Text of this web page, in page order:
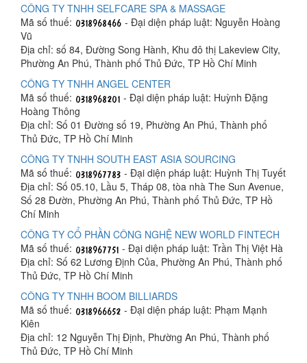
CÔNG TY TNHH SELFCARE SPA & MASSAGE
Mã số thuế:
- Đại diện pháp luật: Nguyễn Hoàng
Vũ
Địa chỉ: số 84, Đường Song Hành, Khu đô thị Lakeview City,
Phường An Phú, Thành phố Thủ Đức, TP Hồ Chí Minh
CÔNG TY TNHH ANGEL CENTER
Mã số thuế:
- Đại diện pháp luật: Huỳnh Đặng
Hoàng Thông
Địa chỉ: Số 01 Đường số 19, Phường An Phú, Thành phố
Thủ Đức, TP Hồ Chí Minh
CÔNG TY TNHH SOUTH EAST ASIA SOURCING
Mã số thuế:
- Đại diện pháp luật: Huỳnh Thị Tuyết
Địa chỉ: Số 05.10, Lầu 5, Tháp 08, tòa nhà The Sun Avenue,
Số 28 Đườn, Phường An Phú, Thành phố Thủ Đức, TP Hồ
Chí Minh
CÔNG TY CỔ PHẦN CÔNG NGHỆ NEW WORLD FINTECH
Mã số thuế:
- Đại diện pháp luật: Trần Thị Việt Hà
Địa chỉ: Số 62 Lương Định Của, Phường An Phú, Thành phố
Thủ Đức, TP Hồ Chí Minh
CÔNG TY TNHH BOOM BILLIARDS
Mã số thuế:
- Đại diện pháp luật: Phạm Mạnh
Kiên
Địa chỉ: 12 Nguyễn Thị Định, Phường An Phú, Thành phố
Thủ Đức, TP Hồ Chí Minh